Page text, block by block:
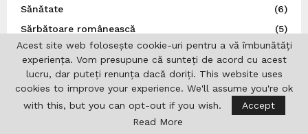
Sănătate
(6)
Sărbătoare românească
(5)
Sărbători
(7)
Senatul României
Sens Giratoriu
(70)
Serbia
Acest site web folosește cookie-uri pentru a vă îmbunătăți
experiența. Vom presupune că sunteți de acord cu acest
lucru, dar puteți renunța dacă doriți. This website uses
cookies to improve your experience. We'll assume you're ok
with this, but you can opt-out if you wish.
Accept
Read More